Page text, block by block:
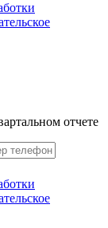
отчете